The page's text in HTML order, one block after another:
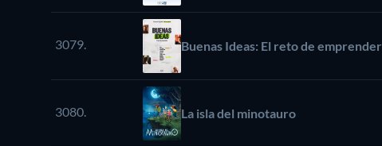
3079. Buenas Ideas: El reto de emprender
3080. La isla del minotauro